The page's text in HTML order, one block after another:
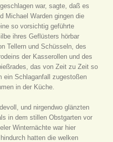
war, sagte, daß es
Michael Warden gingen die
so vorsichtig geführte
ihres Geflüsters hörbar
Tellern und Schüsseln, des
der Kasserollen und des
das von Zeit zu Zeit so
ein Schlaganfall zugestoßen
in der Küche.
und nirgendwo glänzten
in dem stillen Obstgarten vor
Winternächte war hier
hatten die welken